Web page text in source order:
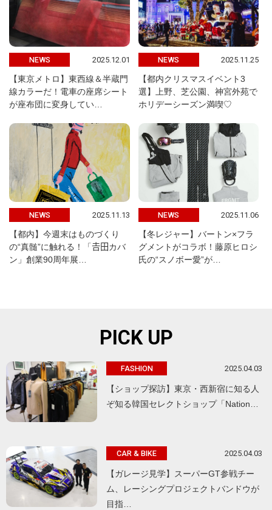
NEWS 2025.12.01
【東京メトロ】東西線＆半蔵門
線カラーだ！電車の座席シート
が座布団に変身してい…
NEWS 2025.11.25
【都内クリスマスイベント3
選】上野、芝公園、神宮外苑で
ホリデーシーズン満喫♡
NEWS 2025.11.13
【都内】今週末はものづくり
の“真髄”に触れる！「𠮷田カバ
ン」創業90周年展…
NEWS 2025.11.06
【冬レジャー】バートン×フラ
グメントがコラボ！藤原ヒロシ
氏の“スノボー愛”が…
PICK UP
FASHION 2025.04.03
【ショップ探訪】東京・西新宿に知る人
ぞ知る韓国セレクトショップ「Nation…
CAR & BIKE 2025.04.03
【ガレージ見学】スーパーGT参戦チー
ム、レーシングプロジェクトバンドウが
目指…